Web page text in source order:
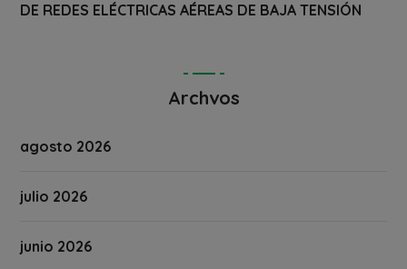
DE REDES ELÉCTRICAS AÉREAS DE BAJA TENSIÓN
Archvos
agosto 2026
julio 2026
junio 2026